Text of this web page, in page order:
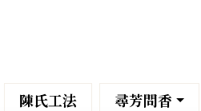
陳氏工法 尋芳問香